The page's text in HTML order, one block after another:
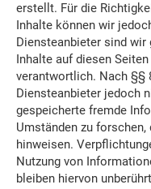
erstellt. Für die
Inhalte können wir
Diensteanbieter sind wir
Inhalte auf diesen
verantwortlich. Nach §§
Diensteanbieter jedoch
gespeicherte fremde
Umständen zu
hinweisen.
Nutzung von
bleiben hiervon